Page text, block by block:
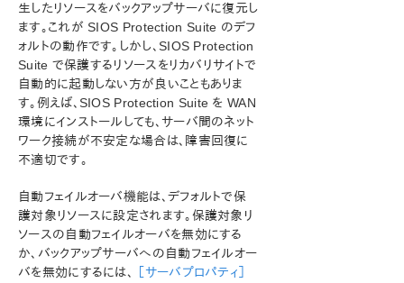
クラウド環境における LifeKeeper for Windows の利用
について
LifeKeeper for Windows インストレーションガイド
LifeKeeper for Windows テクニカルドキュメンテーショ
ン
LifeKeeper for Windowsについて
構成
LifeKeeper for Windowsの管理の概要
GUI による管理作業
サーバプロパティの編集
サーバのシャットダウン方法の設定
自動フェイルオーバを無効にする
生したリソースをバックアップサーバに復元し
ます。これが SIOS Protection Suite のデフ
ォルトの動作です。しかし、SIOS Protection
Suite で保護するリソースをリカバリサイトで
自動的に起動しない方が良いこともありま
す。例えば、SIOS Protection Suite を WAN
環境にインストールしても、サーバ間のネット
ワーク接続が不安定な場合は、障害回復に
不適切です。
自動フェイルオーバ機能は、デフォルトで保
護対象リソースに設定されます。保護対象リ
ソースの自動フェイルオーバを無効にする
か、バックアップサーバへの自動フェイルオー
バを無効にするには、
［サーバプロパティ］